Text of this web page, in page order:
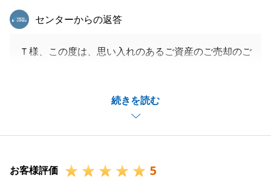
続きを読む
東急リバブル
センターからの返答
Ｔ様、この度は、思い入れのあるご資産のご売却のご
今回、買主様より大変良いご縁を頂く事ができました
が、お引渡しまでの作業の中で不可抗力の問題が起こ
けいたしましたが、関係者皆様のお力添えを頂き、当
お客様評価 5